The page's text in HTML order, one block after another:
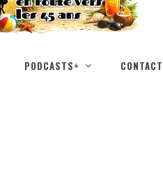
PODCASTS+ CONTACT